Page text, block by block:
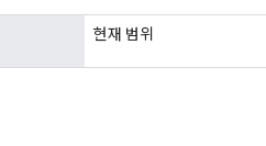
현재 범위